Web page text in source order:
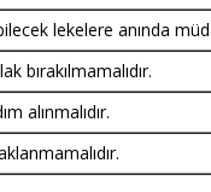
lekelere anında
bırakılmamalıdır.
alınmalıdır.